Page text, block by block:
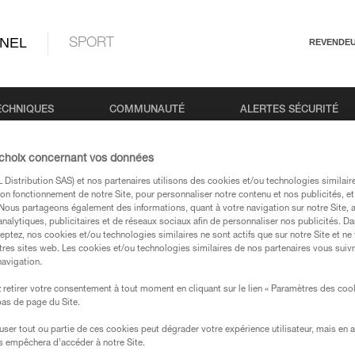
SPORT
COMMUNAUTÉ ALERTES SÉCURITÉ
produits Petzl à venir. Ces nouveautés
Nous indiquons la date
concernant vos données
Distribution SAS) et nos partenaires utilisons des cookies et/ou technologies
fonctionnement de notre Site, pour personnaliser notre contenu et nos publicités,
partageons également des informations, quant à votre navigation sur notre Site,
publicitaires et de réseaux sociaux afin de personnaliser nos publicités.
nos cookies et/ou technologies similaires ne sont actifs que sur notre Site et ne
sites web. Les cookies et/ou technologies similaires de nos partenaires vous
retirer votre consentement à tout moment en cliquant sur le lien « Paramètres des
de page du Site.
tout ou partie de ces cookies peut dégrader votre expérience utilisateur, mais en
empêchera d’accéder à notre Site.